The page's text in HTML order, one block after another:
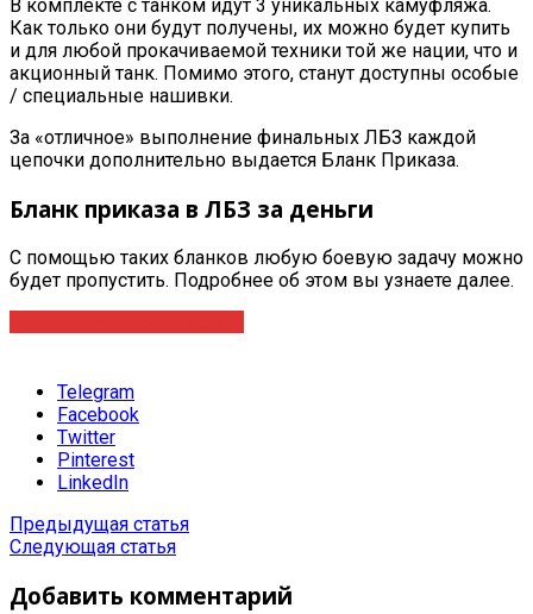
В комплекте с танком идут 3 уникальных камуфляжа.
Как только они будут получены, их можно будет купить
и для любой прокачиваемой техники той же нации, что и
акционный танк. Помимо этого, станут доступны особые
/ специальные нашивки.
За «отличное» выполнение финальных ЛБЗ каждой
цепочки дополнительно выдается Бланк Приказа.
Бланк приказа в ЛБЗ за деньги
С помощью таких бланков любую боевую задачу можно
будет пропустить. Подробнее об этом вы узнаете далее.
Telegram
Facebook
Twitter
Pinterest
LinkedIn
Предыдущая статья
Следующая статья
Добавить комментарий